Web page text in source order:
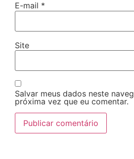
E-mail *
Site
Salvar meus dados neste
próxima vez que eu comentar.